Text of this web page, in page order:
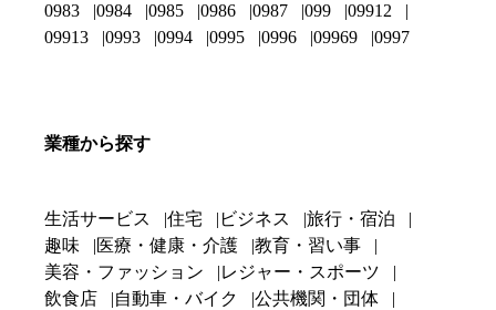
0983
0984 0985 0986 0987 099
09912
09913
0993 0994 0995 0996 09969 0997
業種から探す
生活サービス 住宅 ビジネス
旅行・宿泊
趣味
医療・健康・介護
教育・習い事
美容・ファッション
レジャー・スポーツ
飲食店
自動車・バイク
公共機関・団体